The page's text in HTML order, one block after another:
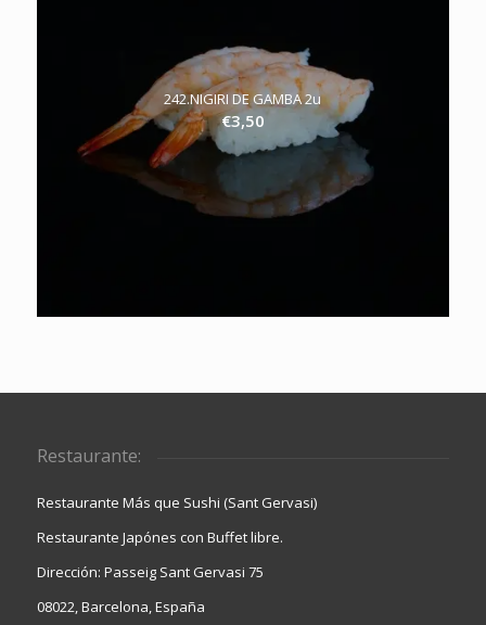
242.NIGIRI DE GAMBA 2u
€3,50
Restaurante:
Restaurante Más que Sushi (Sant Gervasi)
Restaurante Japónes con Buffet libre.
Dirección: Passeig Sant Gervasi 75
08022, Barcelona, España